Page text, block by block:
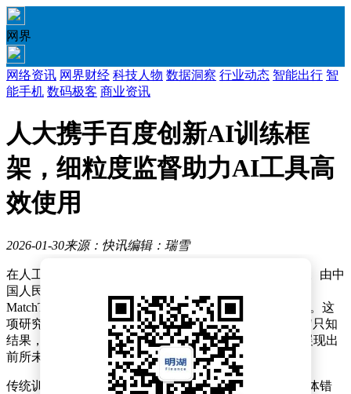
网界
网络资讯 网界财经 科技人物 数据洞察 行业动态 智能出行 智
能手机 数码极客 商业资讯
人大携手百度创新AI训练框
架，细粒度监督助力AI工具高
效使用
2026-01-30来源：快讯编辑：瑞雪
在人工智能训练领域，一项突破性成果正引发广泛关注。由中
国人民大学高瓴人工智能学院与百度公司联合研发的
MatchTIR框架，为提升AI工具使用能力开辟了全新路径。这
项研究通过创新性的评估机制，解决了传统训练方法中"只知
结果，不察过程"的核心痛点，让AI在复杂任务处理中展现出
前所未有的精准度与效率。
传统训练方式如同教师批改作业仅给总分，无法指出具体错